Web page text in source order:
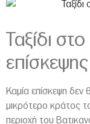
Ταξίδι
επίσκεψης
Καμία επίσκεψη
μικρότερο κράτος
περιοχή του